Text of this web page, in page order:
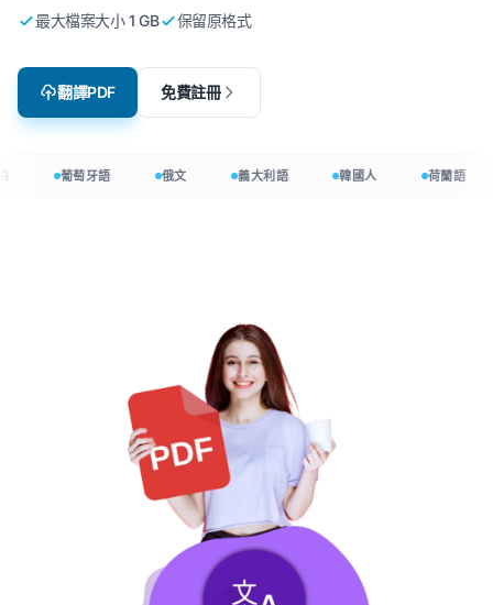
最大檔案大小 1 GB 保留原格式
翻譯PDF 免費註冊
葡萄牙語 俄文 義大利語 韓國人 荷蘭語